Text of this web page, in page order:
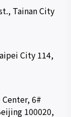
Tainan City
City 114,
6#
100020,